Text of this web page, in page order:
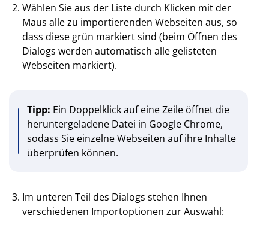
Wählen Sie aus der Liste durch Klicken mit der
Maus alle zu importierenden Webseiten aus, so
dass diese grün markiert sind (beim Öffnen des
Dialogs werden automatisch alle gelisteten
Webseiten markiert).
Tipp: Ein Doppelklick auf eine Zeile öffnet die
heruntergeladene Datei in Google Chrome,
sodass Sie einzelne Webseiten auf ihre Inhalte
überprüfen können.
Im unteren Teil des Dialogs stehen Ihnen
verschiedenen Importoptionen zur Auswahl: